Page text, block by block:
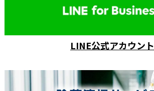
LINE公式アカウント